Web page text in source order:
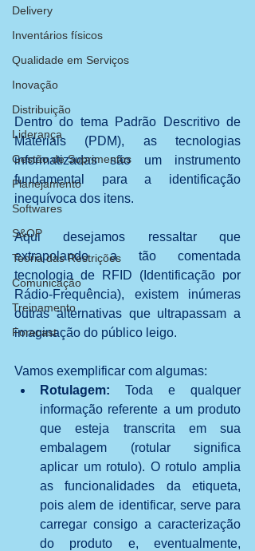
Delivery
Inventários físicos
Qualidade em Serviços
Inovação
Distribuição
Liderança
Gestão de Suprimentos
Planejamento
Softwares
S&OP
Teoria das Restrições
Comunicação
Treinamento
Forecast
Dentro do tema Padrão Descritivo de
Materiais (PDM), as tecnologias
informatizadas são um instrumento
fundamental para a identificação
inequívoca dos itens.
Aqui desejamos ressaltar que
extrapolando a tão comentada
tecnologia de RFID (Identificação por
Rádio-Frequência), existem inúmeras
outras alternativas que ultrapassam a
imaginação do público leigo.
Vamos exemplificar com algumas:
Rotulagem: Toda e qualquer
informação referente a um produto
que esteja transcrita em sua
embalagem (rotular significa
aplicar um rotulo). O rotulo amplia
as funcionalidades da etiqueta,
pois alem de identificar, serve para
carregar consigo a caracterização
do produto e, eventualmente,